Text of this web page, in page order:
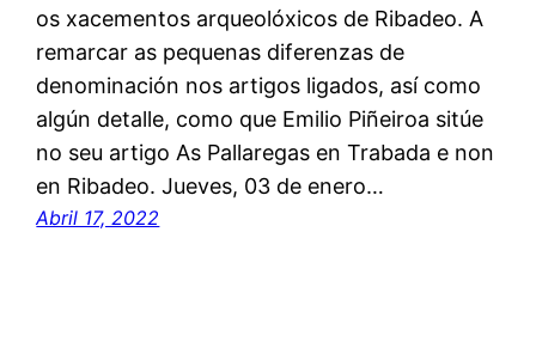
os xacementos arqueolóxicos de Ribadeo. A
remarcar as pequenas diferenzas de
denominación nos artigos ligados, así como
algún detalle, como que Emilio Piñeiroa sitúe
no seu artigo As Pallaregas en Trabada e non
en Ribadeo. Jueves, 03 de enero…
Abril 17, 2022